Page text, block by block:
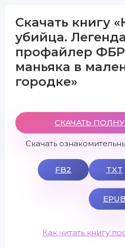
Скачать книгу
убийца.
профайлер
маньяка в
городке»
СКАЧАТЬ
Скачать
FB2 TXT
EPUB
Как читать книгу